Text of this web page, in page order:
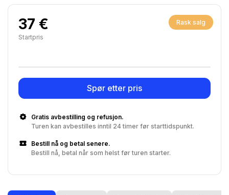
Rask salg
37 €
Startpris
Spør etter pris
Gratis avbestilling og refusjon.
Turen kan avbestilles inntil 24 timer før starttidspunkt.
Bestill nå og betal senere.
Bestill nå, betal når som helst før turen starter.